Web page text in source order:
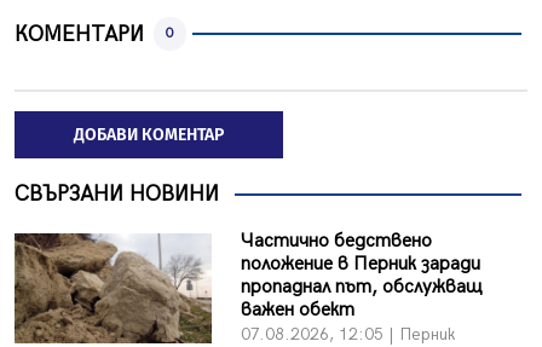
КОМЕНТАРИ 0
ДОБАВИ КОМЕНТАР
СВЪРЗАНИ НОВИНИ
Частично бедствено
положение в Перник заради
пропаднал път, обслужващ
важен обект
07.08.2026, 12:05 | Перник